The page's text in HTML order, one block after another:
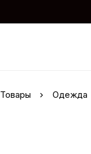
Товары Одежда